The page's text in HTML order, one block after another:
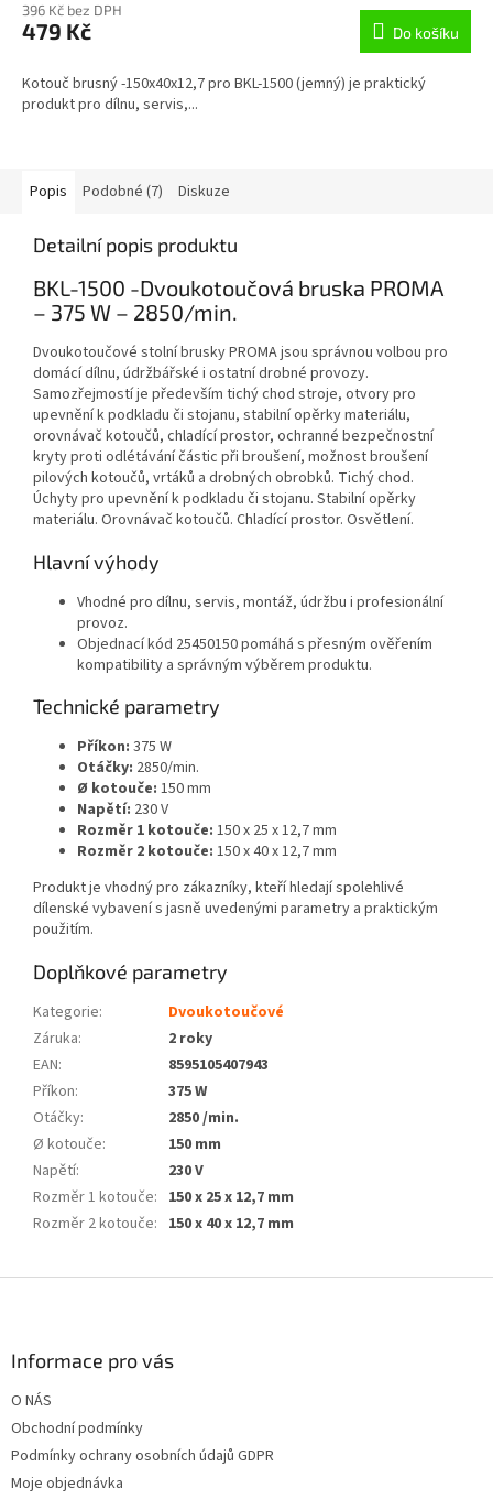
396 Kč bez DPH
479 Kč Do košíku
Kotouč brusný -150x40x12,7 pro BKL-1500 (jemný) je praktický
produkt pro dílnu, servis,...
Popis Podobné (7) Diskuze
Detailní popis produktu
BKL-1500 -Dvoukotoučová bruska PROMA
– 375 W – 2850/min.
Dvoukotoučové stolní brusky PROMA jsou správnou volbou pro
domácí dílnu, údržbářské i ostatní drobné provozy.
Samozřejmostí je především tichý chod stroje, otvory pro
upevnění k podkladu či stojanu, stabilní opěrky materiálu,
orovnávač kotoučů, chladící prostor, ochranné bezpečnostní
kryty proti odlétávání částic při broušení, možnost broušení
pilových kotoučů, vrtáků a drobných obrobků. Tichý chod.
Úchyty pro upevnění k podkladu či stojanu. Stabilní opěrky
materiálu. Orovnávač kotoučů. Chladící prostor. Osvětlení.
Hlavní výhody
Vhodné pro dílnu, servis, montáž, údržbu i profesionální
provoz.
Objednací kód 25450150 pomáhá s přesným ověřením
kompatibility a správným výběrem produktu.
Technické parametry
Příkon: 375 W
Otáčky: 2850/min.
Ø kotouče: 150 mm
Napětí: 230 V
Rozměr 1 kotouče: 150 x 25 x 12,7 mm
Rozměr 2 kotouče: 150 x 40 x 12,7 mm
Produkt je vhodný pro zákazníky, kteří hledají spolehlivé
dílenské vybavení s jasně uvedenými parametry a praktickým
použitím.
Doplňkové parametry
Kategorie:
Dvoukotoučové
Záruka:
2 roky
EAN:
8595105407943
Příkon:
375 W
Otáčky:
2850 /min.
Ø kotouče:
150 mm
Napětí:
230 V
Rozměr 1 kotouče: 150 x 25 x 12,7 mm
Rozměr 2 kotouče: 150 x 40 x 12,7 mm
Informace pro vás
O NÁS
Obchodní podmínky
Podmínky ochrany osobních údajů GDPR
Moje objednávka